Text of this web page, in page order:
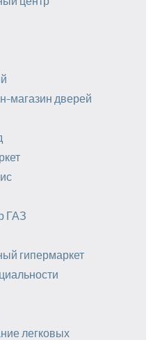
магазин дверей
ГАЗ
гипермаркет
легковых